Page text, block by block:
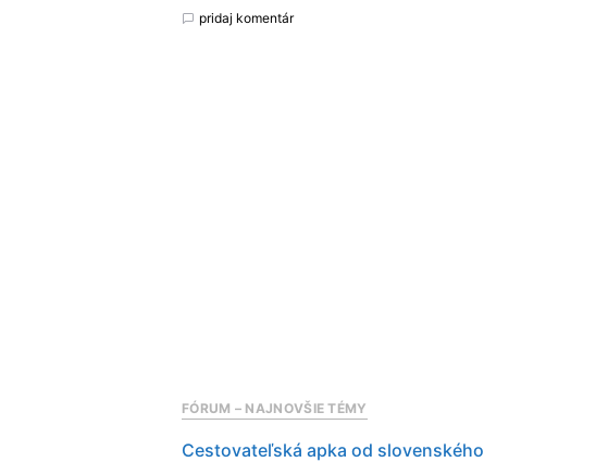
pridaj komentár
FÓRUM – NAJNOVŠIE TÉMY
Cestovateľská apka od slovenského